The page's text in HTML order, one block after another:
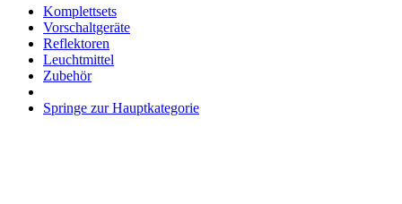
Komplettsets
Vorschaltgeräte
Reflektoren
Leuchtmittel
Zubehör
Springe zur Hauptkategorie